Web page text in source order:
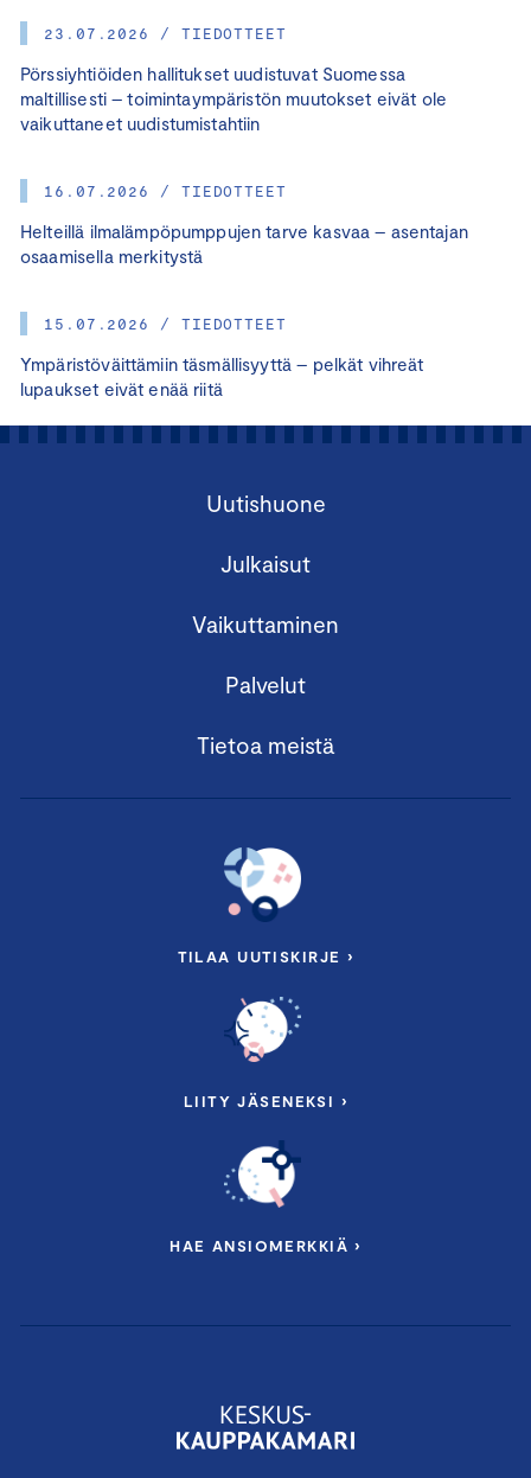
23.07.2026 / TIEDOTTEET
Pörssiyhtiöiden hallitukset uudistuvat Suomessa
maltillisesti – toimintaympäristön muutokset eivät ole
vaikuttaneet uudistumistahtiin
16.07.2026 / TIEDOTTEET
Helteillä ilmalämpöpumppujen tarve kasvaa – asentajan
osaamisella merkitystä
15.07.2026 / TIEDOTTEET
Ympäristöväittämiin täsmällisyyttä – pelkät vihreät
lupaukset eivät enää riitä
Uutishuone
Julkaisut
Vaikuttaminen
Palvelut
Tietoa meistä
TILAA UUTISKIRJE ›
LIITY JÄSENEKSI ›
HAE ANSIOMERKKIÄ ›